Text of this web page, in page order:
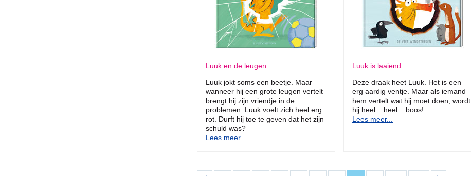
Luuk en de leugen
Luuk jokt soms een beetje. Maar
wanneer hij een grote leugen vertelt
brengt hij zijn vriendje in de
problemen. Luuk voelt zich heel erg
rot. Durft hij toe te geven dat het zijn
schuld was?
Lees meer...
Luuk is laaiend
Deze draak heet Luuk. Het is een
erg aardig ventje. Maar als iemand
hem vertelt wat hij moet doen, wordt
hij heel... heel... boos!
Lees meer...